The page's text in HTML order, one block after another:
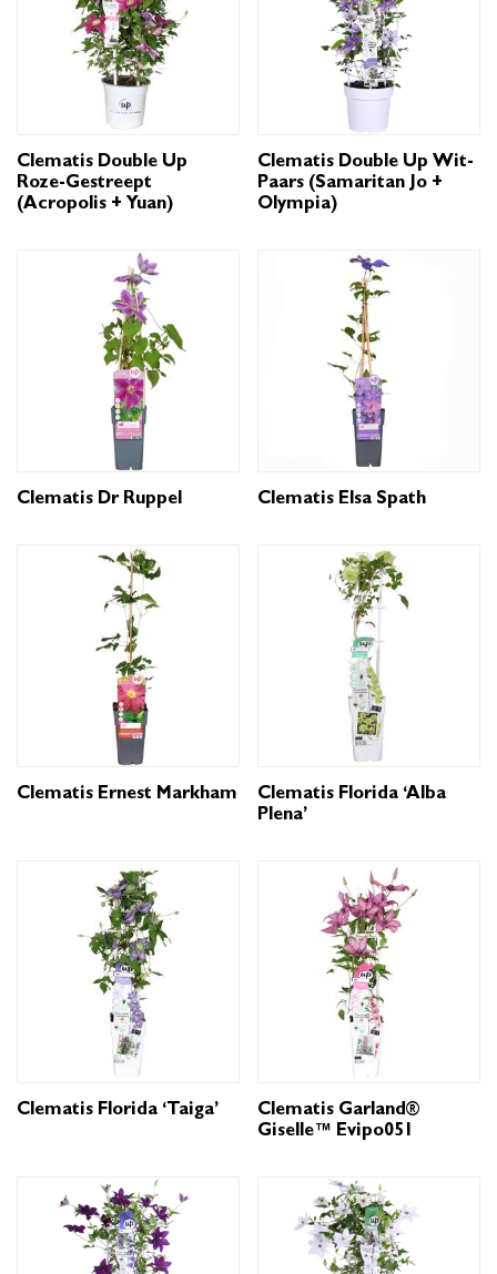
Clematis Double Up
Roze-Gestreept
(Acropolis + Yuan)
Clematis Double Up Wit-
Paars (Samaritan Jo +
Olympia)
Clematis Dr Ruppel Clematis Elsa Spath
Clematis Ernest Markham
Clematis Florida ‘Alba
Plena’
Clematis Florida ‘Taiga’
Clematis Garland®
Giselle™ Evipo051